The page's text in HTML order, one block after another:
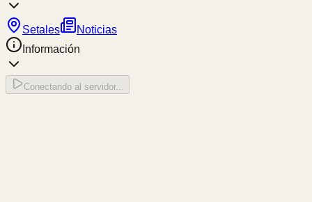
Setales
Noticias
Información
Conectando al servidor...